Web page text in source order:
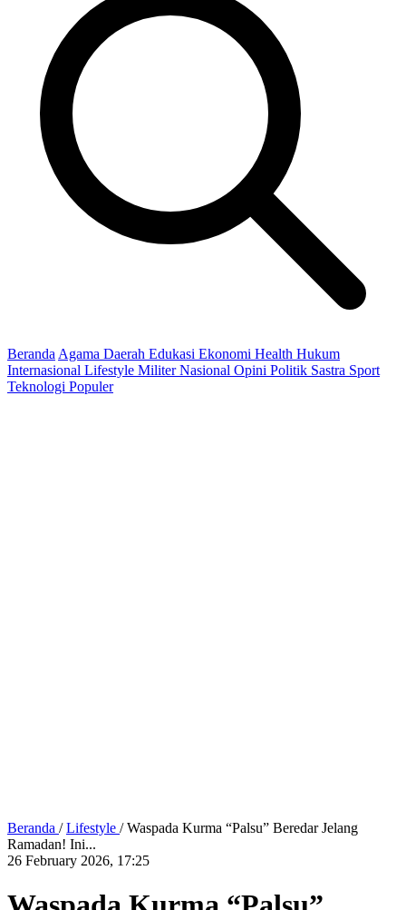
Beranda Agama Daerah Edukasi Ekonomi Health Hukum
Internasional Lifestyle MiliterNasional Opini Politik Sastra Sport
Teknologi Populer
Beranda / Lifestyle / Waspada Kurma “Palsu” Beredar Jelang
Ramadan! Ini...
26 February 2026, 17:25